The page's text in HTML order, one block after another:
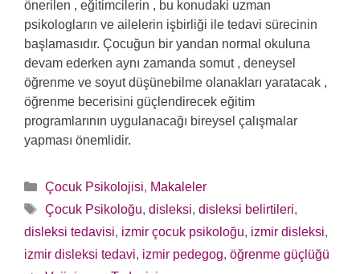
önerilen , eğitimcilerin , bu konudaki uzman
psikologların ve ailelerin işbirliği ile tedavi sürecinin
başlamasıdır. Çocuğun bir yandan normal okuluna
devam ederken aynı zamanda somut , deneysel
öğrenme ve soyut düşünebilme olanakları yaratacak ,
öğrenme becerisini güçlendirecek eğitim
programlarının uygulanacağı bireysel çalışmalar
yapması önemlidir.
Kategoriler
Çocuk Psikolojisi, Makaleler
Etiketler
Çocuk Psikoloğu, disleksi, disleksi belirtileri,
disleksi tedavisi, izmir çocuk psikoloğu, izmir disleksi,
izmir disleksi tedavi, izmir pedegog, öğrenme güçlüğü